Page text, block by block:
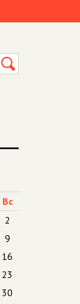
Вс
2
9
16
23
30